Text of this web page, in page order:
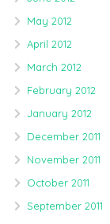
May 2012
April 2012
March 2012
February 2012
January 2012
December 2011
November 2011
October 2011
September 2011